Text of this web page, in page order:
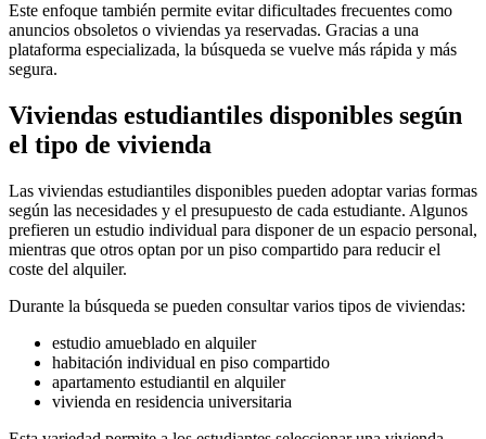
Este enfoque también permite evitar dificultades frecuentes como
anuncios obsoletos o viviendas ya reservadas. Gracias a una
plataforma especializada, la búsqueda se vuelve más rápida y más
segura.
Viviendas estudiantiles disponibles según
el tipo de vivienda
Las viviendas estudiantiles disponibles pueden adoptar varias formas
según las necesidades y el presupuesto de cada estudiante. Algunos
prefieren un estudio individual para disponer de un espacio personal,
mientras que otros optan por un piso compartido para reducir el
coste del alquiler.
Durante la búsqueda se pueden consultar varios tipos de viviendas:
estudio amueblado en alquiler
habitación individual en piso compartido
apartamento estudiantil en alquiler
vivienda en residencia universitaria